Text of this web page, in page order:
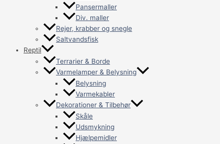
Pansermaller
Div. maller
Rejer, krabber og snegle
Saltvandsfisk
Reptil
Terrarier & Borde
Varmelamper & Belysning
Belysning
Varmekabler
Dekorationer & Tilbehør
Skåle
Udsmykning
Hjælpemidler